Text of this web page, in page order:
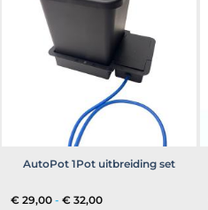
AutoPot 1Pot uitbreiding set
€ 29,00 - € 32,00Prijsklasse: